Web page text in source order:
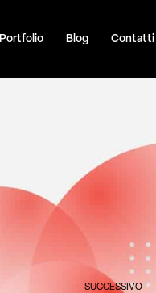
Portfolio Blog Contatti
SUCCESSIVO